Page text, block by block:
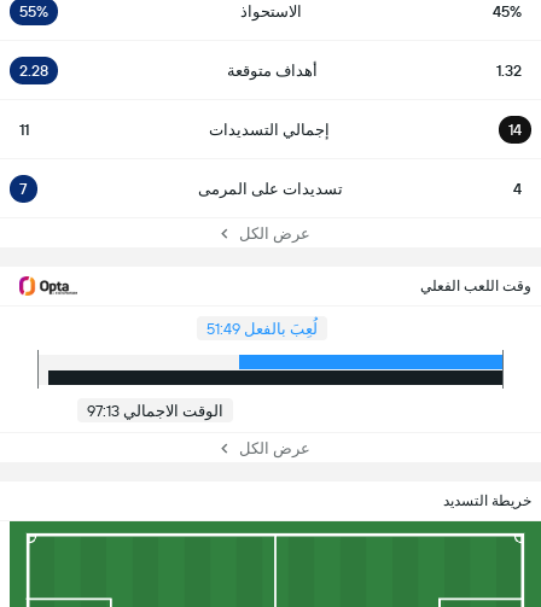
45% الاستحواذ 55%
1.32 أهداف متوقعة 2.28
14 إجمالي التسديدات 11
4 تسديدات على المرمى 7
عرض الكل
وقت اللعب الفعلي
لُعِبَ بالفعل 51:49
الوقت الاجمالي 97:13
عرض الكل
خريطة التسديد